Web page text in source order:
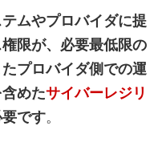
テムやプロバイダに提
限が、必要最低限の
プロバイダ側での運
めたサイバーレジリ
です。